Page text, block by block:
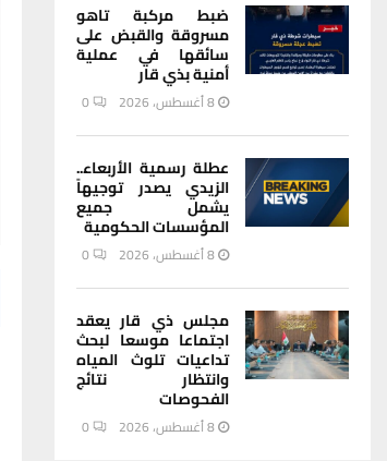
ضبط مركبة تاهو
مسروقة والقبض على
سائقها في عملية
أمنية بذي قار
8 أغسطس، 2026 0
عطلة رسمية الأربعاء..
الزيدي يصدر توجيهاً
يشمل جميع
المؤسسات الحكومية
8 أغسطس، 2026 0
مجلس ذي قار يعقد
اجتماعا موسعا لبحث
تداعيات تلوث المياه
وانتظار نتائج
الفحوصات
8 أغسطس، 2026 0